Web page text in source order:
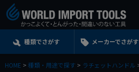
種類でさがす メーカーでさがす
HOME 種類・用途で探す ラチェットハンドル